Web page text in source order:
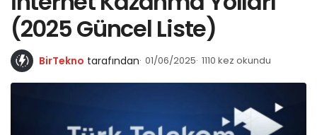
(2025 Güncel Liste)
BirTekno tarafından 01/06/2025 1110 kez okundu